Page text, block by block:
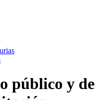
público y de